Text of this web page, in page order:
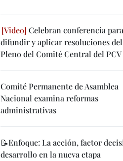
Celebran conferencia para
difundir y aplicar resoluciones
Pleno del Comité Central del PCV
Comité Permanente de Asamblea
Nacional examina reformas
administrativas
📝Enfoque: La acción, factor
desarrollo en la nueva etapa